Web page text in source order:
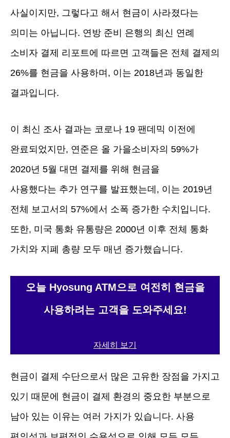
사실이지만, 그렇다고 해서 현금이 사라졌다는
의미는 아닙니다. 연방 준비 은행의 최신 연례
소비자 결제 리포트에 따르면 고객들은 전체 결제의
26%를 현금을 사용하며, 이는 2018년과 동일한
결과입니다.
이 최신 조사 결과는 코로나 19 팬데믹 이전에
완료되었지만, 연준은 올 가을소비자의 59%가
2020년 5월 대면 결제를 위해 현금을
사용했다는 추가 연구를 발표했는데, 이는 2019년
전체 보고서의 57%에서 소폭 증가한 수치입니다.
또한, 미국 통화 유통량은 2000년 이후 전체 통화
가치와 지폐 총량 모두 매년 증가했습니다.
오늘 Hyosung ATM으로 여전히 현금을
사용하려는 고객을 도와주세요!
자세히 보기
현금이 결제 수단으로서 많은 고유한 장점을 가지고
있기 때문에 현금이 결제 환경의 중요한 부분으로
남아 있는 이유는 여러 가지가 있습니다. 사용